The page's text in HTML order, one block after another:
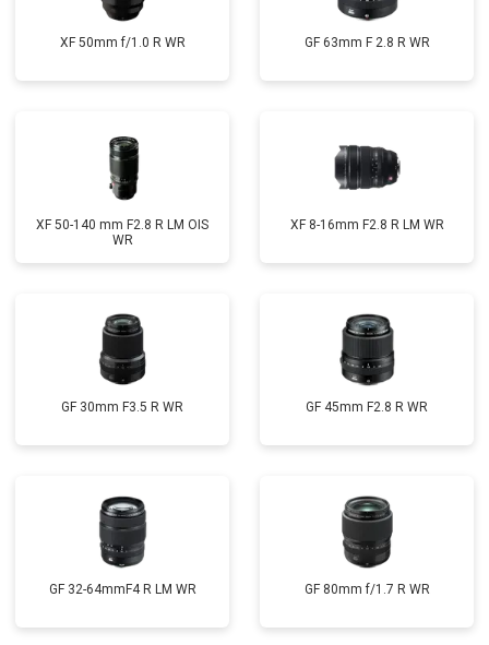
XF 50mm f/1.0 R WR GF 63mm F 2.8 R WR
XF 50-140 mm F2.8 R LM OIS
WR
XF 8-16mm F2.8 R LM WR
GF 30mm F3.5 R WR GF 45mm F2.8 R WR
GF 32-64mmF4 R LM WR GF 80mm f/1.7 R WR